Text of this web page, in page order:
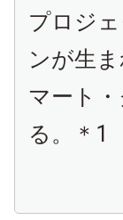
プロジ
ンが生
マート
る。＊ 1